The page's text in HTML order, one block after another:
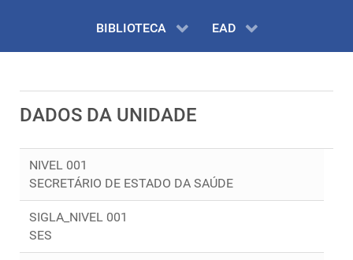
BIBLIOTECA EAD
DADOS DA UNIDADE
NIVEL 001
SECRETÁRIO DE ESTADO DA SAÚDE
SIGLA_NIVEL 001
SES